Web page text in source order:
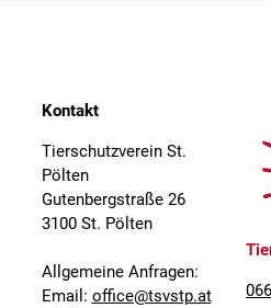
Kontakt
Tierschutzverein St.
Pölten
Gutenbergstraße 26
3100 St. Pölten
Allgemeine Anfragen:
Email: office@tsvstp.at